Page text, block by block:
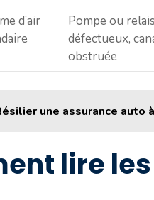
d’air
Pompe ou relais
défectueux,
obstruée
une assurance
lire